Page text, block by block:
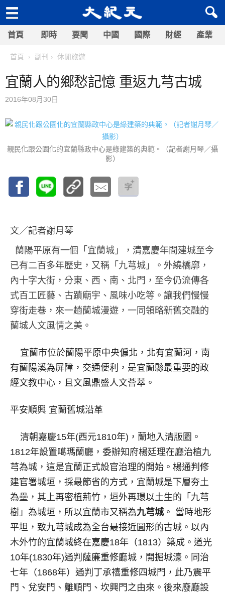
首頁 即時 要聞 中國 國際 財經 產業
首頁 副刊 休閒旅遊
宜蘭人的鄉愁記憶 重返九芎古城
2016年08月30日
親民化跟公園化的宜蘭縣政中心是綠建築的典範。（記者謝月琴／攝
影）
文／記者謝月琴
蘭陽平原有一個「宜蘭城」，清嘉慶年間建城至今
已有二百多年歷史，又稱「九芎城」。外繞橋廓，
內十字大街，分東、西、南、北門，至今仍流傳各
式百工匠藝、古蹟廟宇、風味小吃等。讓我們慢慢
穿街走巷，來一趟蘭城漫遊，一同領略新舊交融的
蘭城人文風情之美。
宜蘭市位於蘭陽平原中央偏北，北有宜蘭河，南
有蘭陽溪為屏障，交通便利，是宜蘭縣最重要的政
經文教中心，且文風鼎盛人文薈萃。
平安順興 宜蘭舊城沿革
清朝嘉慶15年(西元1810年)，蘭地入清版圖。
1812年設置噶瑪蘭廳，委辦知府楊廷理在廳治植九
芎為城，這是宜蘭正式設官治理的開始。楊通判修
建官署城垣，採最節省的方式，宜蘭城是下層夯土
為壘，其上再密植荊竹，垣外再環以土生的「九芎
樹」為城垣，所以宜蘭市又稱為九芎城。 當時地形
平坦，致九芎城成為全台最接近圓形的古城。以內
木外竹的宜蘭城終在嘉慶18年（1813）築成。道光
10年(1830年)通判薩廉重修廳城，開掘城濠。同治
七年（1868年）通判丁承禧重修四城門，此乃震平
門、兌安門、離順門、坎興門之由來。後來廢廳設